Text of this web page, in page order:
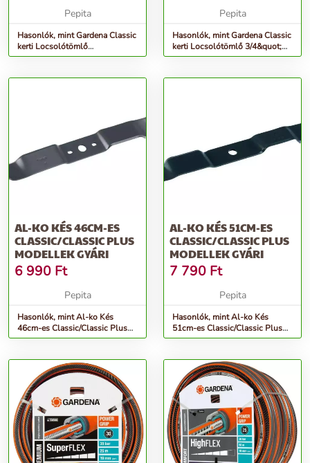
Pepita
Hasonlók, mint Gardena Classic
kerti Locsolótömlő
rendszerelemekkel 1/2&quot; 20
Pepita
Hasonlók, mint Gardena Classic
kerti Locsolótömlő 3/4&quot;
20 M
AL-KO KÉS 46CM-ES
CLASSIC/CLASSIC PLUS
MODELLEK GYÁRI
6 990 Ft
Pepita
Hasonlók, mint Al-ko Kés
46cm-es Classic/Classic Plus
modellek Gyári
AL-KO KÉS 51CM-ES
CLASSIC/CLASSIC PLUS
MODELLEK GYÁRI
7 790 Ft
Pepita
Hasonlók, mint Al-ko Kés
51cm-es Classic/Classic Plus
modellek Gyári